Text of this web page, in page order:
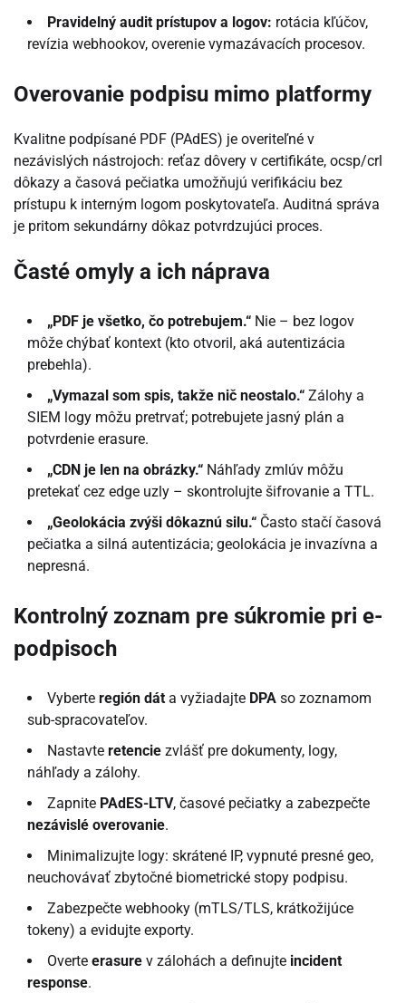
Pravidelný audit prístupov a logov: rotácia kľúčov,
revízia webhookov, overenie vymazávacích procesov.
Overovanie podpisu mimo platformy
Kvalitne podpísané PDF (PAdES) je overiteľné v
nezávislých nástrojoch: reťaz dôvery v certifikáte, ocsp/crl
dôkazy a časová pečiatka umožňujú verifikáciu bez
prístupu k interným logom poskytovateľa. Auditná správa
je pritom sekundárny dôkaz potvrdzujúci proces.
Časté omyly a ich náprava
„PDF je všetko, čo potrebujem.“ Nie – bez logov
môže chýbať kontext (kto otvoril, aká autentizácia
prebehla).
„Vymazal som spis, takže nič neostalo.“ Zálohy a
SIEM logy môžu pretrvať; potrebujete jasný plán a
potvrdenie erasure.
„CDN je len na obrázky.“ Náhľady zmlúv môžu
pretekať cez edge uzly – skontrolujte šifrovanie a TTL.
„Geolokácia zvýši dôkaznú silu.“ Často stačí časová
pečiatka a silná autentizácia; geolokácia je invazívna a
nepresná.
Kontrolný zoznam pre súkromie pri e-
podpisoch
Vyberte región dát a vyžiadajte DPA so zoznamom
sub-spracovateľov.
Nastavte retencie zvlášť pre dokumenty, logy,
náhľady a zálohy.
Zapnite PAdES-LTV, časové pečiatky a zabezpečte
nezávislé overovanie.
Minimalizujte logy: skrátené IP, vypnuté presné geo,
neuchovávať zbytočné biometrické stopy podpisu.
Zabezpečte webhooky (mTLS/TLS, krátkožijúce
tokeny) a evidujte exporty.
Overte erasure v zálohách a definujte incident
response.